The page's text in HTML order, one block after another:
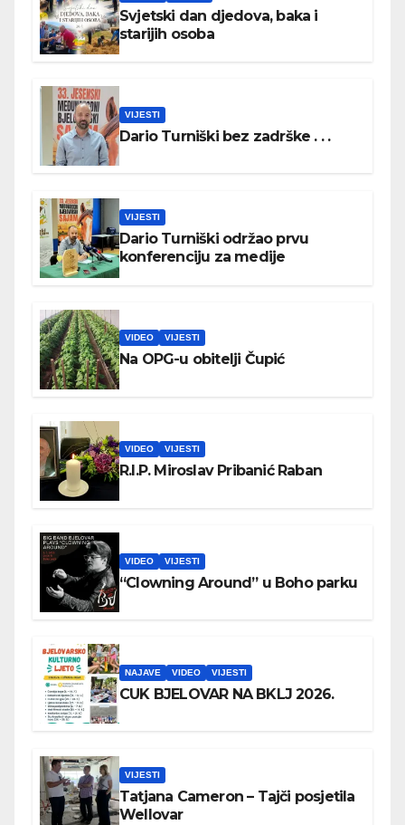
Svjetski dan djedova, baka i
starijih osoba
VIJESTI
Dario Turniški bez zadrške . . .
VIJESTI
Dario Turniški održao prvu
konferenciju za medije
VIDEO VIJESTI
Na OPG-u obitelji Čupić
VIDEO VIJESTI
R.I.P. Miroslav Pribanić Raban
VIDEO VIJESTI
“Clowning Around” u Boho parku
NAJAVE VIDEO VIJESTI
CUK BJELOVAR NA BKLJ 2026.
VIJESTI
Tatjana Cameron – Tajči posjetila
Wellovar